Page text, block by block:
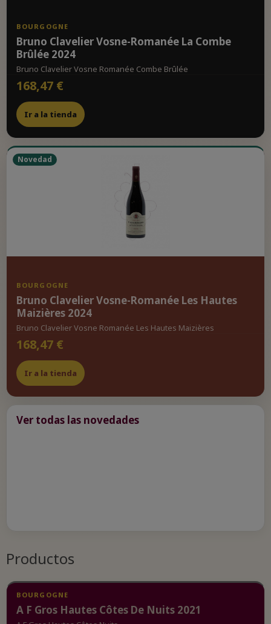
BOURGOGNE
Bruno Clavelier Vosne-Romanée La Combe
Brûlée 2024
Bruno Clavelier Vosne Romanée Combe Brûlée
168,47 €
Ir a la tienda
Novedad
BOURGOGNE
Bruno Clavelier Vosne-Romanée Les Hautes
Maizières 2024
Bruno Clavelier Vosne Romanée Les Hautes Maizières
168,47 €
Ir a la tienda
Ver todas las novedades
Productos
BOURGOGNE
A F Gros Hautes Côtes De Nuits 2021